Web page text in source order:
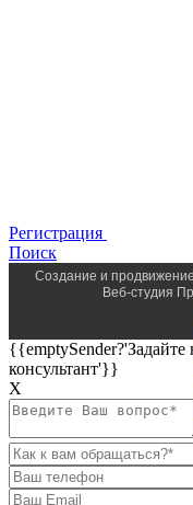
Регистрация
Поиск
Создание и
Веб-студия
консультант'}}
Х